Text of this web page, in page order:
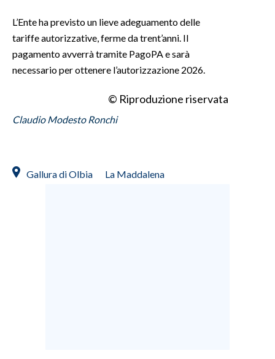
L’Ente ha previsto un lieve adeguamento delle
tariffe autorizzative, ferme da trent’anni. Il
pagamento avverrà tramite PagoPA e sarà
necessario per ottenere l’autorizzazione 2026.
© Riproduzione riservata
Claudio Modesto Ronchi
Gallura di Olbia La Maddalena